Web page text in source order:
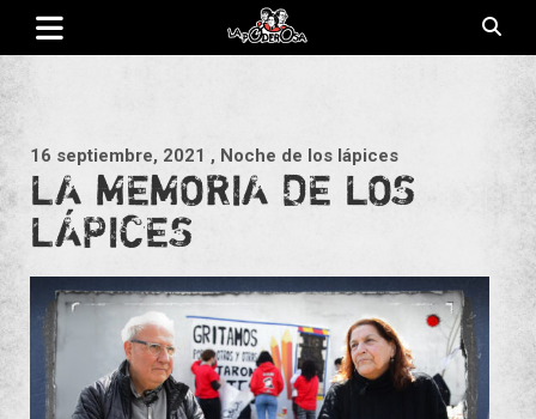
Saltar
contenido
16 septiembre, 2021 , Noche de los lápices
LA MEMORIA DE LOS
LÁPICES